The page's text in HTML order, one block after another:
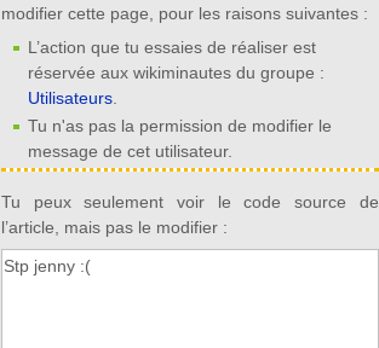
modifier cette page, pour les raisons suivantes :
L’action que tu essaies de réaliser est
réservée aux wikiminautes du groupe :
Utilisateurs.
Tu n'as pas la permission de modifier le
message de cet utilisateur.
Tu peux seulement voir le code source de
l’article, mais pas le modifier :